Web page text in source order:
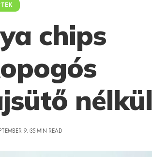
chips
nélkül
9. 35 MIN READ